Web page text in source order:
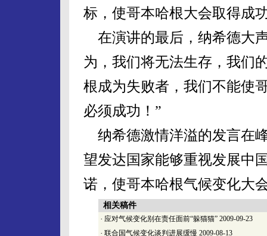
标，使哥本哈根大会取得成
在演讲的最后，纳希德大
为，我们将无法生存，我们
根成为失败者，我们不能使
必须成功！”
纳希德激情洋溢的发言在
望发达国家能够重视发展中
诺，使哥本哈根气候变化大
相关稿件
· 应对气候变化别在责任面前“躲猫猫” 2009-09-23
· 联合国气候变化谈判进展缓慢 2009-08-13